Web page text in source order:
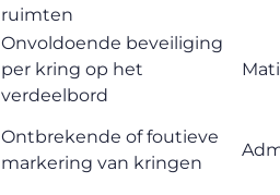
ruimten
Onvoldoende beveiliging
per kring op het
verdeelbord
Ontbrekende of foutieve
markering van kringen